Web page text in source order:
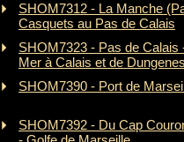
SHOM7312 - La Manche
Casquets au Pas de Calais
SHOM7323 - Pas de Calais
Mer à Calais et de
SHOM7390 - Port de
SHOM7392 - Du Cap